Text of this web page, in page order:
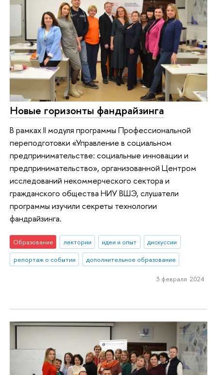
Новые горизонты фандрайзинга
В рамках II модуля программы Профессиональной
переподготовки «Управление в социальном
предпринимательстве: социальные инновации и
предпринимательство», организованной Центром
исследований некоммерческого сектора и
гражданского общества НИУ ВШЭ, слушатели
программы изучили секреты технологии
фандрайзинга.
Образование лектории идеи и опыт
дискуссии
репортаж о событии
дополнительное образование
3 февраля 2024